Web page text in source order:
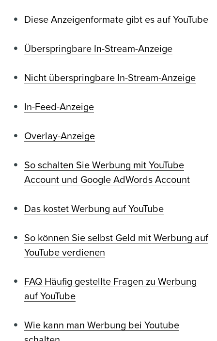
Diese Anzeigenformate gibt es auf YouTube
Überspringbare In-Stream-Anzeige
Nicht überspringbare In-Stream-Anzeige
In-Feed-Anzeige
Overlay-Anzeige
So schalten Sie Werbung mit YouTube
Account und Google AdWords Account
Das kostet Werbung auf YouTube
So können Sie selbst Geld mit Werbung auf
YouTube verdienen
FAQ Häufig gestellte Fragen zu Werbung
auf YouTube
Wie kann man Werbung bei Youtube